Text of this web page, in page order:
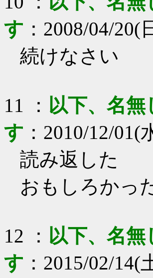
す ： 2008/04/20(
続けなさい
11 ： 以下、名
す ： 2010/12/01(
読み返した
おもしろかっ
12 ： 以下、名
す ： 2015/02/14(